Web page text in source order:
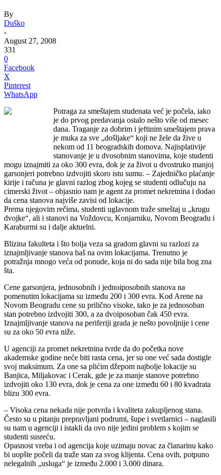
By
Duško
-
August 27, 2008
331
0
Facebook
X
Pinterest
WhatsApp
Potraga za smeštajem studenata već je počela, iako
je do prvog predavanja ostalo nešto više od mesec
dana. Traganje za dobrim i jeftinim smeštajem prava
je muka za sve „došljake“ koji ne žele da žive u
nekom od 11 beogradskih domova. Najisplativije
stanovanje je u dvosobnim stanovima, koje studenti
mogu iznajmiti za oko 300 evra, dok je za život u dvostruko manjoj
garsonjeri potrebno izdvojiti skoro istu sumu. – Zajedničko plaćanje
kirije i računa je glavni razlog zbog kojeg se studenti odlučuju na
cimerski život – objasnio nam je agent za promet nekretnina i dodao
da cena stanova najviše zavisi od lokacije.
Prema njegovim rečima, studenti uglavnom traže smeštaj u „krugu
dvojke“, ali i stanovi na Voždovcu, Konjarniku, Novom Beogradu i
Karaburmi su i dalje aktuelni.
Blizina fakulteta i što bolja veza sa gradom glavni su razlozi za
iznajmljivanje stanova baš na ovim lokacijama. Trenutno je
potražnja mnogo veća od ponude, koja ni do sada nije bila bog zna
šta.
Cene garsonjera, jednosobnih i jednoiposobnih stanova na
pomenutim lokacijama su između 200 i 300 evra. Kod Arene na
Novom Beogradu cene su prilično visoke, tako je za jednosoban
stan potrebno izdvojiti 300, a za dvoiposoban čak 450 evra.
Iznajmljivanje stanova na periferiji grada je nešto povoljnije i cene
su za oko 50 evra niže.
U agenciji za promet nekretnina tvrde da do početka nove
akademske godine neće biti rasta cena, jer su one već sada dostigle
svoj maksimum. Za one sa plićim džepom najbolje lokacije su
Banjica, Miljakovac i Cerak, gde je za manje stanove potrebno
izdvojiti oko 130 evra, dok je cena za one između 60 i 80 kvadrata
blizu 300 evra.
– Visoka cena nekada nije potvrda i kvaliteta zakupljenog stana.
Često su u pitanju prepravljani podrumi, šupe i svetlarnici – naglasili
su nam u agenciji i istakli da ovo nije jedini problem s kojim se
studenti susreću.
Opasnost vreba i od agencija koje uzimaju novac za članarinu kako
bi uopšte počeli da traže stan za svog klijenta. Cena ovih, potpuno
nelegalnih „usluga“ je između 2.000 i 3.000 dinara.